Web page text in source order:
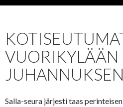
VUORIKYLÄÄN
Salla-seura järjesti taas